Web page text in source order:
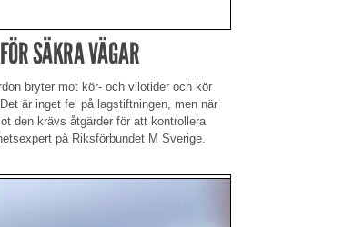
SÄKRA VÄGAR
bryter mot kör- och vilotider och kör
är inget fel på lagstiftningen, men när
den krävs åtgärder för att kontrollera
på Riksförbundet M Sverige.